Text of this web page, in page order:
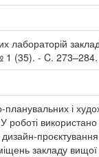
лабораторій
1 (35). - C. 273–284.
і
роботі
закладу вищої